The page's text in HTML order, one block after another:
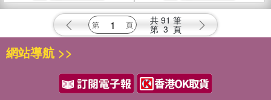
共 91 筆
第 3 頁
網站導航 >>